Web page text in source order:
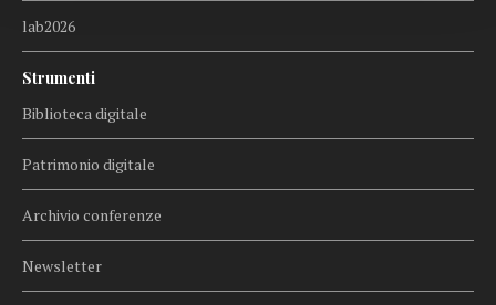
lab2026
Strumenti
Biblioteca digitale
Patrimonio digitale
Archivio conferenze
Newsletter